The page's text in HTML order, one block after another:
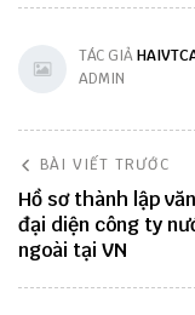
TÁC GIẢ
ADMIN
BÀI VIẾT TRƯỚC
Hồ sơ thành lập
đại diện công ty
ngoài tại VN